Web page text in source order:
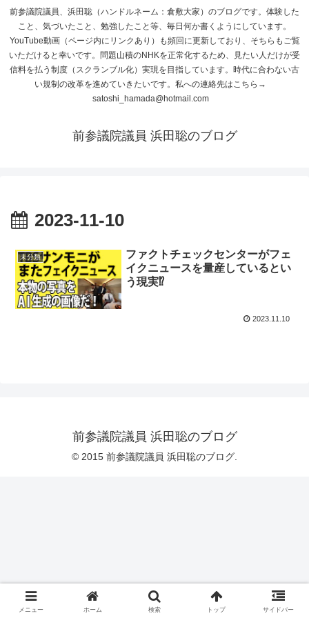
前参議院議員、浜田聡（ハンドルネーム：倉敷大家）のブログです。体験した
こと、気づいたこと、勉強したこと等、毎日何か書くようにしています。
YouTube動画（ページ内にリンクあり）も頻回に更新しており、そちらもご覧
いただけると幸いです。問題山積のNHKを正常化するため、見たい人だけが受
信料を払う制度（スクランブル化）実現を目指しています。時代に合わない古
い規制の改革を進めていきたいです。私への連絡先はこちら→
satoshi_hamada@hotmail.com
前参議院議員 浜田聡のブログ
2023-11-10
未分類
ファクトチェックセンターがフェ
イクニュースを量産しているとい
う現実⁉
2023.11.10
前参議院議員 浜田聡のブログ
© 2015 前参議院議員 浜田聡のブログ.
メニュー ホーム 検索 トップ サイドバー